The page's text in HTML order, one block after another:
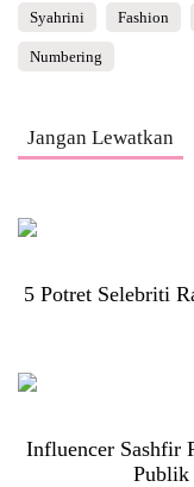
Syahrini Fashion
Numbering
Jangan Lewatkan
5 Potret Selebriti
Influencer Sashfir
Publik